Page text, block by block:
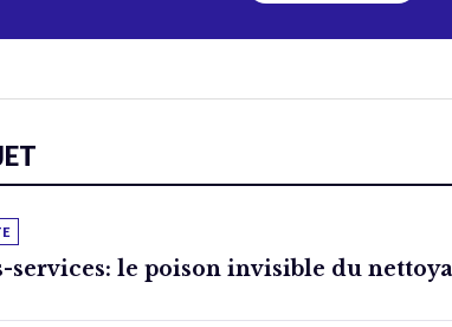
services: le poison invisible du